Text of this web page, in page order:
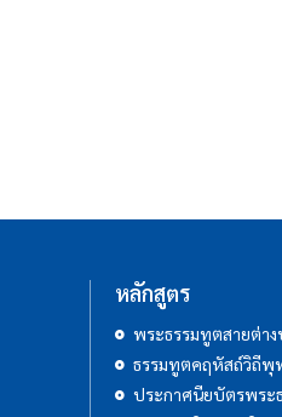
หลักสูตร
พระธรรมทูตสายต่าง
ธรรมทูตคฤหัสถ์วิถีพุ
ประกาศนียบัตรพระ